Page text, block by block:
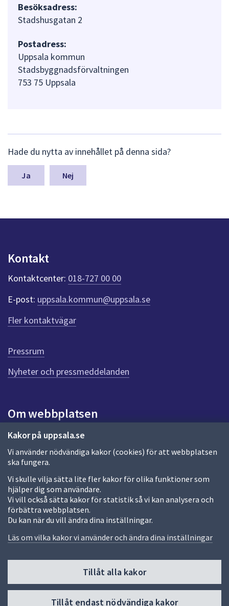
Kakor på uppsala.se
Vi använder nödvändiga kakor (cookies) för att webbplatsen
ska fungera.
Vi skulle vilja sätta lite fler kakor för olika funktioner som
hjälper dig som användare.
Vi vill också sätta kakor för statistik så vi kan analysera och
förbättra webbplatsen.
Du kan när du vill ändra dina inställningar.
Läs om vilka kakor vi använder och ändra dina inställningar
Tillåt alla kakor
Tillåt endast nödvändiga kakor
Besöksadress:
Stadshusgatan 2
Postadress:
Uppsala kommun
Stadsbyggnadsförvaltningen
753 75 Uppsala
ä
m
a
n
k
e
r
f
ö
r
e
n
n
a
d
a
Hade du nytta av innehållet på denna sida?
Nej
Kontakt
Kontaktcenter: 018-727 00 00
E-post: uppsala.kommun@uppsala.se
Fler kontaktvägar
Pressrum
Nyheter och pressmeddelanden
Om webbplatsen
Om webbplatsen
Allmänna handlingar och diarium
Behandling av personuppgifter
Kakor
Språk (other languages)
Tillgänglighetsredogörelse
Fler sätt att följa oss